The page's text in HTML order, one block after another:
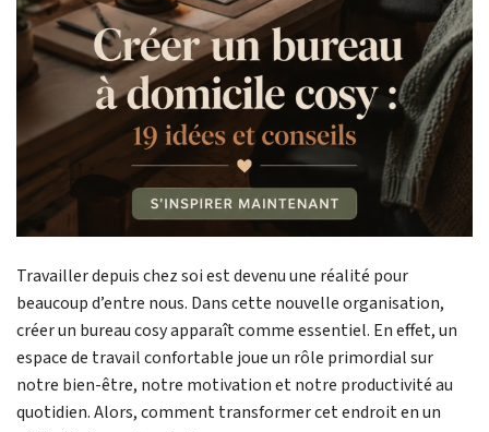
Travailler depuis chez soi est devenu une réalité pour
beaucoup d’entre nous. Dans cette nouvelle organisation,
créer un bureau cosy apparaît comme essentiel. En effet, un
espace de travail confortable joue un rôle primordial sur
notre bien-être, notre motivation et notre productivité au
quotidien. Alors, comment transformer cet endroit en un